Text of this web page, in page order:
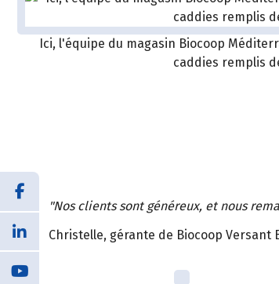
Ici, l'équipe du magasin Biocoop
caddies remplis
"Nos clients sont généreux, et nous
Christelle, gérante de Biocoop Versant